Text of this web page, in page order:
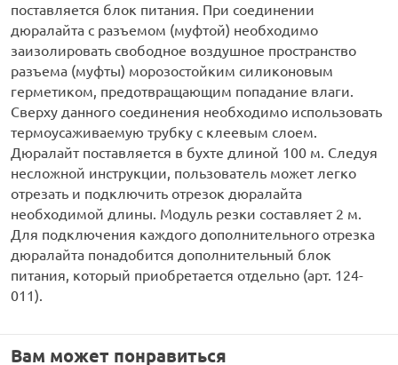
поставляется блок питания. При соединении
дюралайта с разъемом (муфтой) необходимо
заизолировать свободное воздушное пространство
разъема (муфты) морозостойким силиконовым
герметиком, предотвращающим попадание влаги.
Сверху данного соединения необходимо использовать
термоусаживаемую трубку с клеевым слоем.
Дюралайт поставляется в бухте длиной 100 м. Следуя
несложной инструкции, пользователь может легко
отрезать и подключить отрезок дюралайта
необходимой длины. Модуль резки составляет 2 м.
Для подключения каждого дополнительного отрезка
дюралайта понадобится дополнительный блок
питания, который приобретается отдельно (арт. 124-
011).
Вам может понравиться